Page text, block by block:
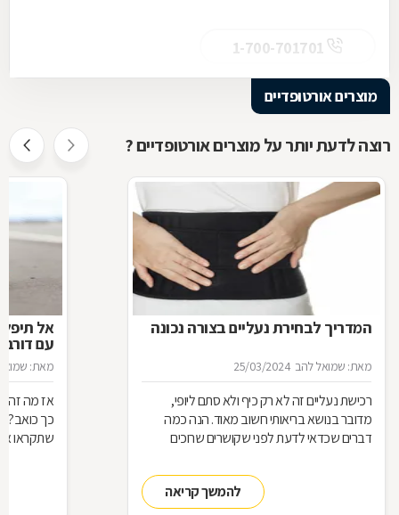
מוצרים אורטופדיים
רוצה לדעת יותר על מוצרים אורטופדיים ?
המדריך לבחירת נעליים בצורה נכונה
מאת: שמואל להב 25/03/2024
רכישת נעליים זה לא רק כיף ולא סתם ליופי,
מדובר בנושא בריאותי חשוב מאוד. הנה כמה
דברים שכדאי לדעת לפני שקושרים שרוכים
להמשך קריאה
אל
עם
מאת:
אז מה זה
כך כואב?
שתקראו